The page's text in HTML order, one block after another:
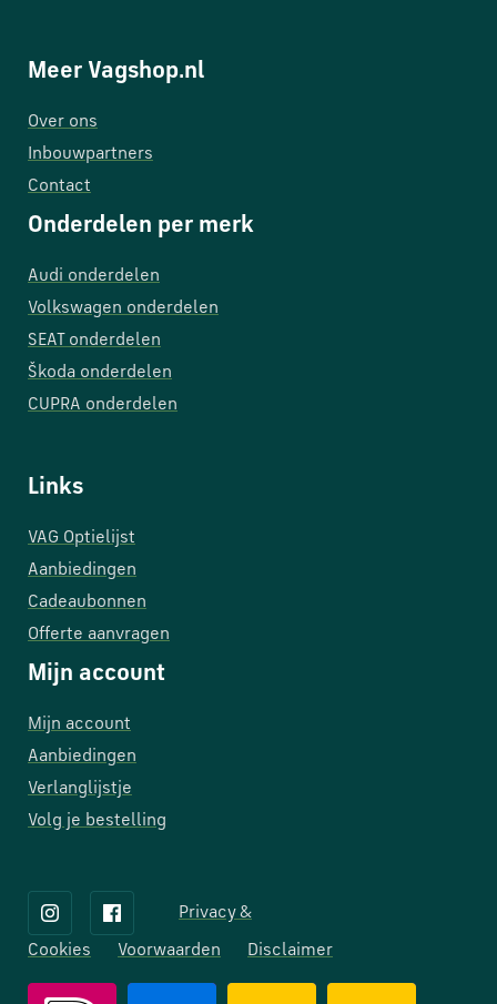
Meer Vagshop.nl
Over ons
Inbouwpartners
Contact
Onderdelen per merk
Audi onderdelen
Volkswagen onderdelen
SEAT onderdelen
Škoda onderdelen
CUPRA onderdelen
Links
VAG Optielijst
Aanbiedingen
Cadeaubonnen
Offerte aanvragen
Mijn account
Mijn account
Aanbiedingen
Verlanglijstje
Volg je bestelling
Privacy &
Cookies Voorwaarden Disclaimer